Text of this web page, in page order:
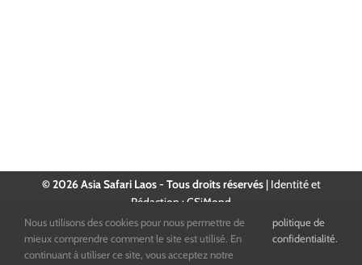
© 2026 Asia Safari Laos - Tous droits réservés |Identité et
Rédaction : CSiMond
FacebookInstagram
YouTubeLinkedIn
Nous utilisons des cookies pour nous permettre de
mieux comprendre comment le site est utilisé. En
continuant à utiliser ce site, vous acceptez notre
politique de
confidentialité.